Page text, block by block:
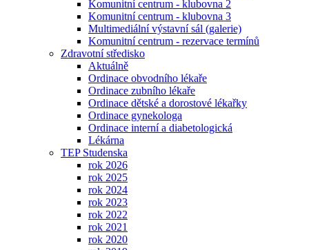
Komunitní centrum - klubovna 2
Komunitní centrum - klubovna 3
Multimediální výstavní sál (galerie)
Komunitní centrum - rezervace termínů
Zdravotní středisko
Aktuálně
Ordinace obvodního lékaře
Ordinace zubního lékaře
Ordinace dětské a dorostové lékařky
Ordinace gynekologa
Ordinace interní a diabetologická
Lékárna
TEP Studenska
rok 2026
rok 2025
rok 2024
rok 2023
rok 2022
rok 2021
rok 2020